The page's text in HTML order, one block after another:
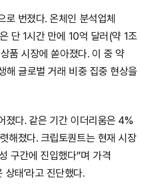
로 번졌다. 온체인 분석업체
단 1시간 만에 10억 달러(약 1조
품 시장에 쏟아졌다. 이 중 약
글로벌 거래 비중 집중 현상을
졌다. 같은 기간 이더리움은 4%
해졌다. 크립토퀀트는 현재 시장
구간에 진입했다”며 가격
상태’라고 진단했다.